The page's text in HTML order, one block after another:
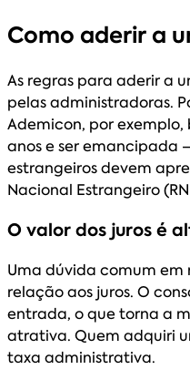
Como aderir a
As regras para aderir a
pelas administradoras.
Ademicon, por exemplo,
anos e ser emancipada
estrangeiros devem
Nacional Estrangeiro
O valor dos juros é
Uma dúvida comum em
relação aos juros. O
entrada, o que torna a
atrativa. Quem adquiri
taxa administrativa.